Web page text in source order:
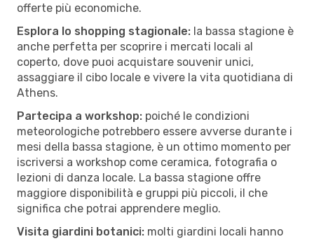
offerte più economiche.
Esplora lo shopping stagionale: la bassa stagione è
anche perfetta per scoprire i mercati locali al
coperto, dove puoi acquistare souvenir unici,
assaggiare il cibo locale e vivere la vita quotidiana di
Athens.
Partecipa a workshop: poiché le condizioni
meteorologiche potrebbero essere avverse durante i
mesi della bassa stagione, è un ottimo momento per
iscriversi a workshop come ceramica, fotografia o
lezioni di danza locale. La bassa stagione offre
maggiore disponibilità e gruppi più piccoli, il che
significa che potrai apprendere meglio.
Visita giardini botanici: molti giardini locali hanno